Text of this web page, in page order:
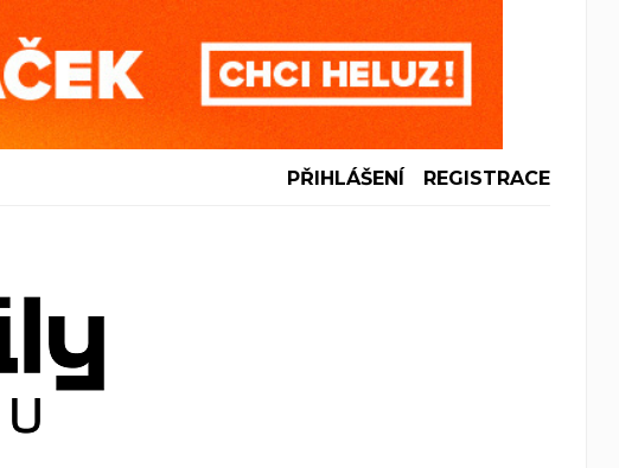
PŘIHLÁŠENÍ REGISTRACE